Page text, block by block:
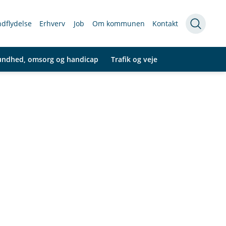
Erhverv Job Om kommunen Kontakt
omsorg og handicap Trafik og veje